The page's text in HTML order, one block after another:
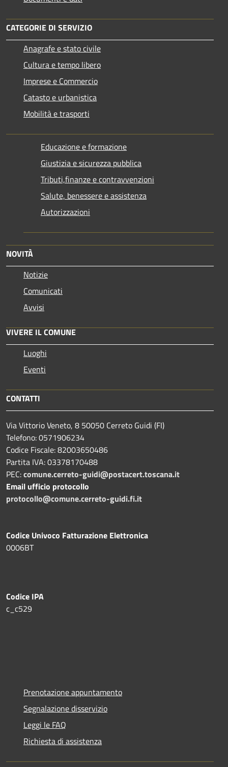
CATEGORIE DI SERVIZIO
Anagrafe e stato civile
Cultura e tempo libero
Imprese e Commercio
Catasto e urbanistica
Mobilità e trasporti
Educazione e formazione
Giustizia e sicurezza pubblica
Tributi,finanze e contravvenzioni
Salute, benessere e assistenza
Autorizzazioni
NOVITÀ
Notizie
Comunicati
Avvisi
VIVERE IL COMUNE
Luoghi
Eventi
CONTATTI
Via Vittorio Veneto, 8 50050 Cerreto Guidi (FI)
Telefono: 0571906234
Codice Fiscale: 82003650486
Partita IVA: 03378170488
PEC:comune.cerreto-guidi@postacert.toscana.it
Email ufficio protocollo
protocollo@comune.cerreto-guidi.fi.it
Codice Univoco Fatturazione Elettronica
0006BT
Codice IPA
c_c529
Prenotazione appuntamento
Segnalazione disservizio
Leggi le FAQ
Richiesta di assistenza